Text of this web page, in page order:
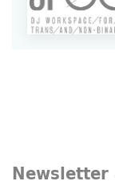
Newsletter